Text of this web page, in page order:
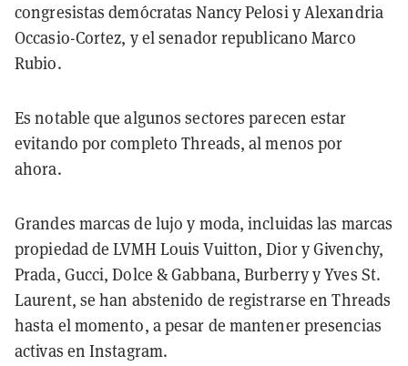
congresistas demócratas Nancy Pelosi y Alexandria
Occasio-Cortez, y el senador republicano Marco
Rubio.
Es notable que algunos sectores parecen estar
evitando por completo Threads, al menos por
ahora.
Grandes marcas de lujo y moda, incluidas las marcas
propiedad de LVMH Louis Vuitton, Dior y Givenchy,
Prada, Gucci, Dolce & Gabbana, Burberry y Yves St.
Laurent, se han abstenido de registrarse en Threads
hasta el momento, a pesar de mantener presencias
activas en Instagram.